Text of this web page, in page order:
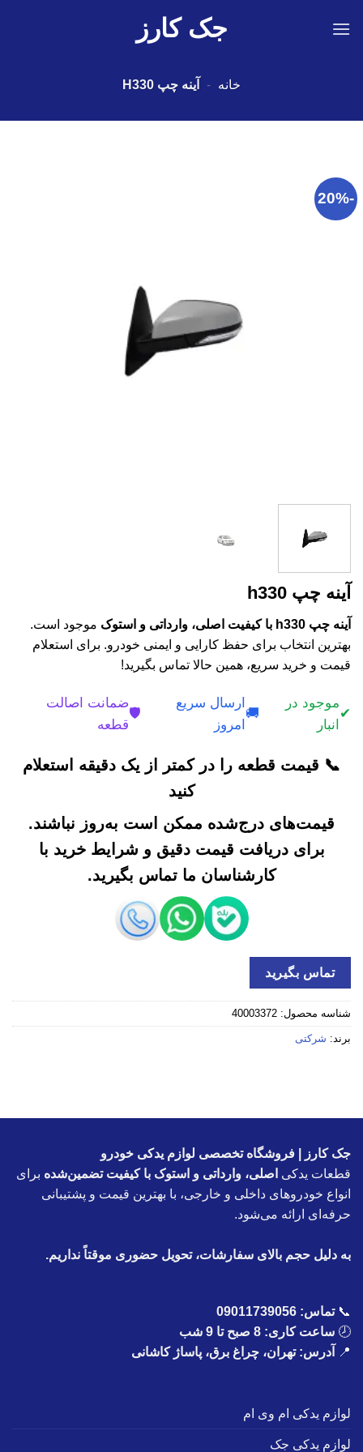
جک کارز
خانه - آینه چپ H330
-20%
آینه چپ h330
آینه چپ h330 با کیفیت اصلی، وارداتی و استوک
موجود است.
بهترین انتخاب برای حفظ کارایی و ایمنی خودرو. برای استعلام
قیمت و خرید سریع، همین حالا تماس بگیرید!
✔
موجود در
انبار
🚚
ارسال سریع
امروز
🛡️
ضمانت اصالت
قطعه
📞 قیمت قطعه را در کمتر از یک دقیقه استعلام
کنید
قیمت‌های درج‌شده ممکن است به‌روز نباشند.
برای دریافت قیمت دقیق و شرایط خرید با
کارشناسان ما تماس بگیرید.
تماس بگیرید
شناسه محصول: 40003372
برند: شرکتی
جک کارز | فروشگاه تخصصی لوازم یدکی خودرو
قطعات یدکی اصلی، وارداتی و استوک با کیفیت تضمین‌شده برای
انواع خودروهای داخلی و خارجی، با بهترین قیمت و پشتیبانی
حرفه‌ای ارائه می‌شود.
به دلیل حجم بالای سفارشات، تحویل حضوری موقتاً نداریم.
📞تماس: 09011739056
🕗 ساعت کاری: 8 صبح تا 9 شب
📍
آدرس: تهران، چراغ برق، پاساژ کاشانی
لوازم یدکی ام وی ام
لوازم یدکی جک